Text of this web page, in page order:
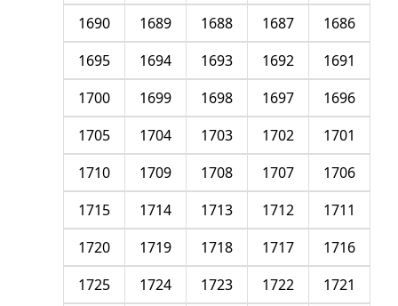
1686
1687
1688
1689
1690
1691
1692
1693
1694
1695
1696
1697
1698
1699
1700
1701
1702
1703
1704
1705
1706
1707
1708
1709
1710
1711
1712
1713
1714
1715
1716
1717
1718
1719
1720
1721
1722
1723
1724
1725